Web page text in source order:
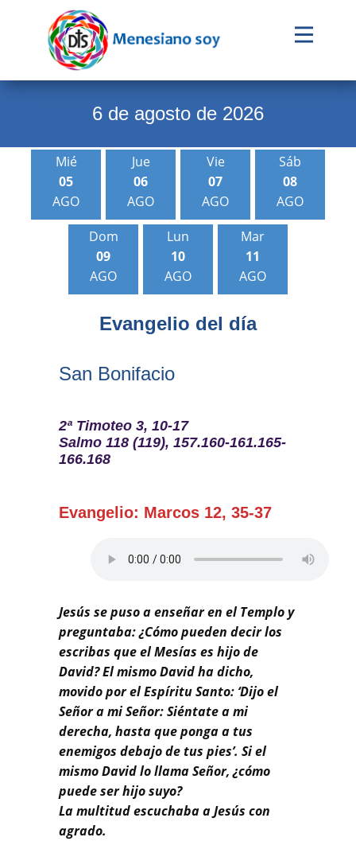
Evangelio
Novena
Institucional
Familia Menesiana
Pastoral Vocacional
Recursos
6 de agosto de 2026
Mié
05
AGO
Jue
06
AGO
Vie
07
AGO
Sáb
08
AGO
Dom
09
AGO
Lun
10
AGO
Mar
11
AGO
Evangelio del día
San Bonifacio
2ª Timoteo 3, 10-17
Salmo 118 (119), 157.160-161.165-
166.168
Evangelio: Marcos 12, 35-37
Jesús se puso a enseñar en el Templo y
preguntaba: ¿Cómo pueden decir los
escribas que el Mesías es hijo de
David? El mismo David ha dicho,
movido por el Espíritu Santo: ‘Dijo el
Señor a mi Señor: Siéntate a mi
derecha, hasta que ponga a tus
enemigos debajo de tus pies’. Si el
mismo David lo llama Señor, ¿cómo
puede ser hijo suyo?
La multitud escuchaba a Jesús con
agrado.